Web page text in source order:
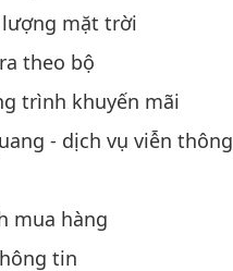
mặt trời
theo bộ
trình khuyến mãi
- dịch vụ viễn thông
mua hàng
tin